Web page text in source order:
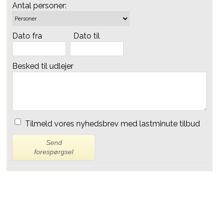
Antal personer:
Dato fra Dato til
Besked til udlejer
Tilmeld vores nyhedsbrev med lastminute tilbud
Send
forespørgsel